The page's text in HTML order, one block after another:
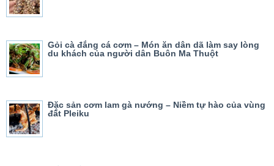
Gỏi cà đắng cá cơm – Món ăn dân dã làm say lòng
du khách của người dân Buôn Ma Thuột
Đặc sản cơm lam gà nướng – Niềm tự hào của vùng
đất Pleiku